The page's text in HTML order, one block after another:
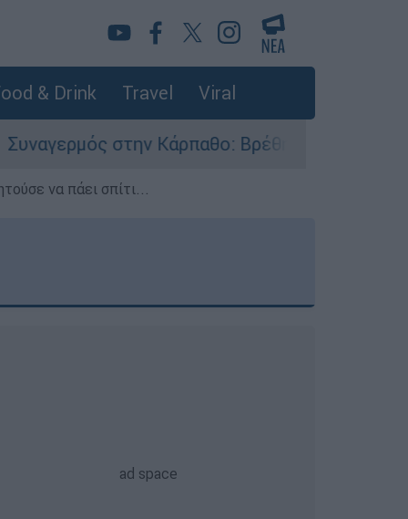
& Drink Travel Viral
Κάρπαθο: Βρέθηκαν παλιά πυρομαχικά
να πάει σπίτι...